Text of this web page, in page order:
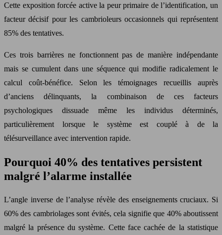
Cette exposition forcée active la peur primaire de l’identification, un
facteur décisif pour les cambrioleurs occasionnels qui représentent
85% des tentatives.
Ces trois barrières ne fonctionnent pas de manière indépendante
mais se cumulent dans une séquence qui modifie radicalement le
calcul coût-bénéfice. Selon les témoignages recueillis auprès
d’anciens délinquants, la combinaison de ces facteurs
psychologiques dissuade même les individus déterminés,
particulièrement lorsque le système est couplé à de la
télésurveillance avec intervention rapide.
Pourquoi 40% des tentatives persistent
malgré l’alarme installée
L’angle inverse de l’analyse révèle des enseignements cruciaux. Si
60% des cambriolages sont évités, cela signifie que 40% aboutissent
malgré la présence du système. Cette face cachée de la statistique